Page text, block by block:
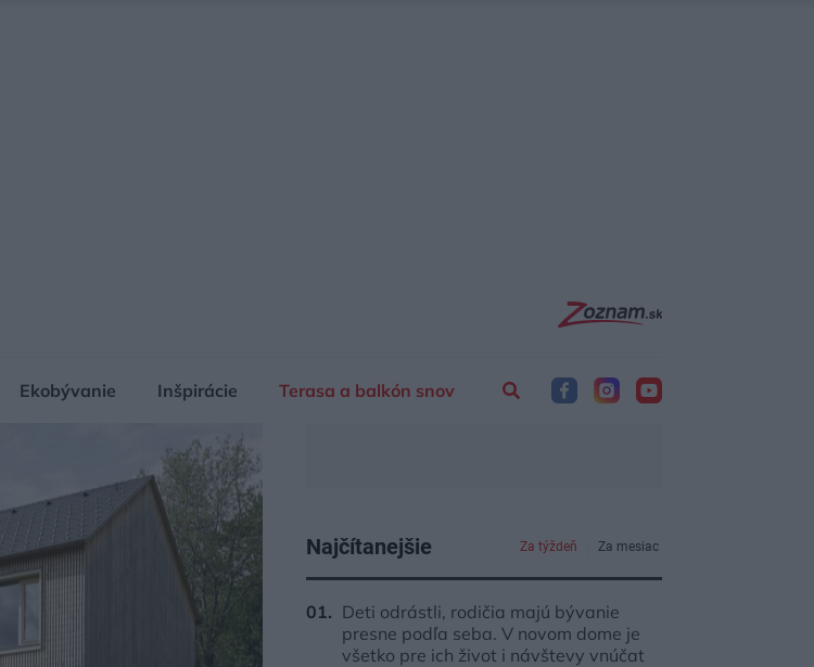
Ekobývanie Inšpirácie Terasa a balkón snov
Najčítanejšie Za týždeň Za mesiac
Deti odrástli, rodičia majú bývanie
presne podľa seba. V novom dome je
všetko pre ich život i návštevy vnúčat